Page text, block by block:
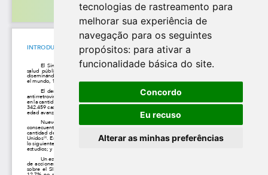
tecnologias de rastreamento para
melhorar sua experiência de
navegação para os seguintes
propósitos: para ativar a
funcionalidade básica do site.
Concordo
Eu recuso
Alterar as minhas preferências